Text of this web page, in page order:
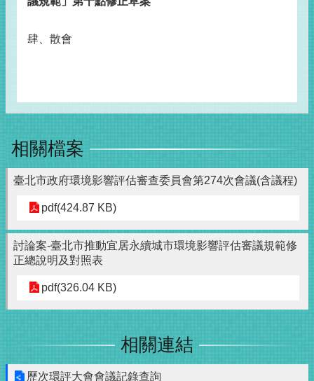
肆、散會
相關檔案
臺北市政府環境影響評估審查委員會第274次會議(含議程)
pdf(424.87 KB)
討論案-臺北市推動宜居永續城市環境影響評估審議規範修
正總說明及對照表
pdf(326.04 KB)
相關連結
歷次環評大會會議記錄查詢